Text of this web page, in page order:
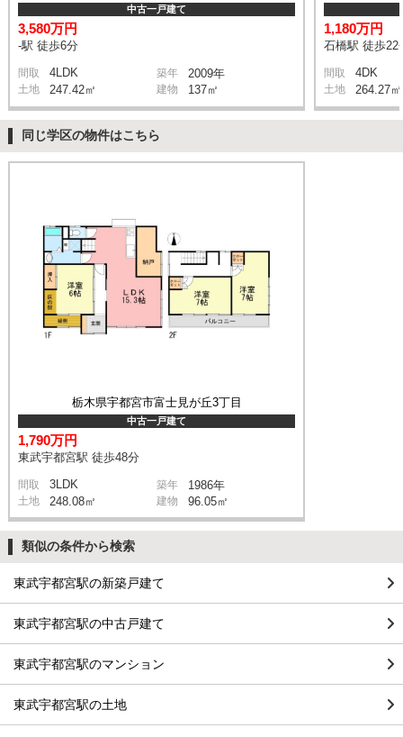
中古一戸建て
3,580万円
-駅 徒歩6分
間取 4LDK 築年 2009年
土地 247.42㎡ 建物 137㎡
1,180万円
石橋駅 徒歩22
間取 4DK
土地 264.27㎡
同じ学区の物件はこちら
栃木県宇都宮市富士見が丘3丁目
中古一戸建て
1,790万円
東武宇都宮駅 徒歩48分
間取 3LDK 築年 1986年
土地 248.08㎡ 建物 96.05㎡
類似の条件から検索
東武宇都宮駅の新築戸建て
東武宇都宮駅の中古戸建て
東武宇都宮駅のマンション
東武宇都宮駅の土地